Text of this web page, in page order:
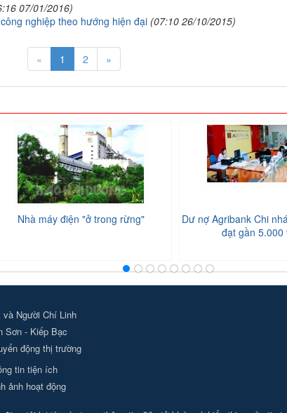
07/01/2016)
nghiệp theo hướng hiện đại (07:10 26/10/2015)
« 1 2 »
Nhà máy điện "ở trong rừng"
Dư nợ Agribank Chi
đạt gần 5.000
Người Chí Linh
Sơn - Kiếp Bạc
động thị trường
tin tiện ích
ảnh hoạt động